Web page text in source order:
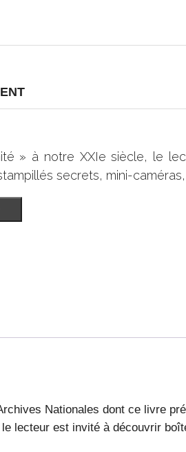
» à notre XXIe siècle, le
secrets, mini-
Nationales dont ce livre
lecteur est invité à découvrir